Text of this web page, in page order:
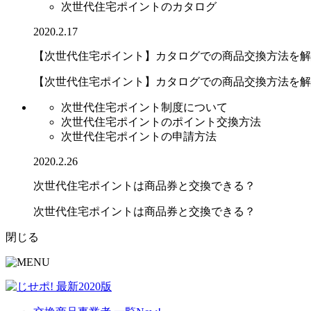
次世代住宅ポイントのカタログ
2020.2.17
【次世代住宅ポイント】カタログでの商品交換方法を解
【次世代住宅ポイント】カタログでの商品交換方法を
次世代住宅ポイント制度について
次世代住宅ポイントのポイント交換方法
次世代住宅ポイントの申請方法
2020.2.26
次世代住宅ポイントは商品券と交換できる？
次世代住宅ポイントは商品券と交換できる？
閉じる